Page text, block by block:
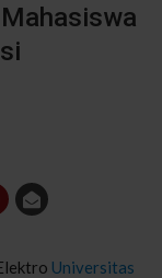
Universitas